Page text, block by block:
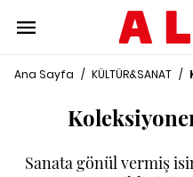
Ana Sayfa / KÜLTÜR&SANAT /
Sanata gönül vermiş